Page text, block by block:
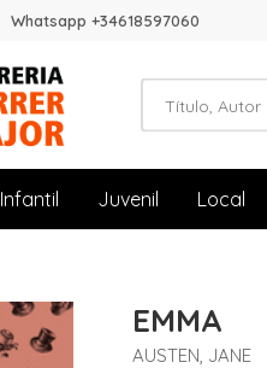
Whatsapp +34618597060
Infantil Juvenil Local
EMMA
AUSTEN, JANE